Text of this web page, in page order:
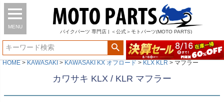
MENU
バイク パーツ 専門店 | ＜公式＞モトパーツ(MOTO PARTS)
HOME KAWASAKI KAWASAKI KX オフロード KLX KLR マフラー
カワサキ KLX / KLR マフラー